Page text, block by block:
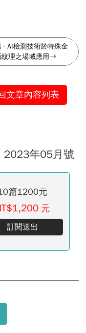
-AI檢測技術於特殊金
理之場域應用
文章內容列表
2023年05月號
篇1200元
元
訂閱送出